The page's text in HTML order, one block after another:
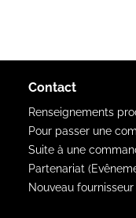
Contact
Renseignements
Pour passer une
Suite à une
Partenariat
Nouveau